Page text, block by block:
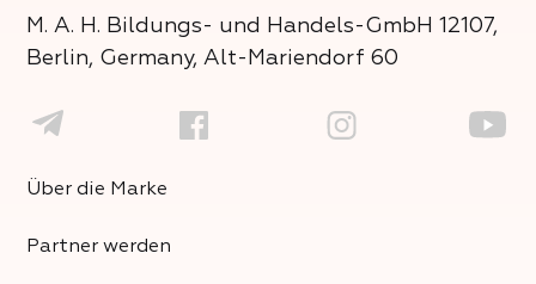
M. A. H. Bildungs- und Handels-GmbH 12107,
Berlin, Germany, Alt-Mariendorf 60
Über die Marke
Partner werden